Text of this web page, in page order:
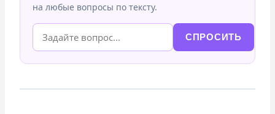
на любые вопросы по тексту.
СПРОСИТЬ